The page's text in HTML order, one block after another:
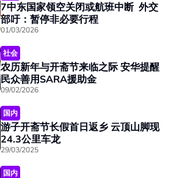
7中东国家领空关闭或航班中断 外交
部吁：暂停非必要行程
01/03/2026
社会
农历新年与开斋节来临之际 安华提醒
民众善用SARA援助金
09/02/2026
国内
游子开斋节长假首日返乡 云顶山脚现
24.3公里车龙
29/03/2025
国内